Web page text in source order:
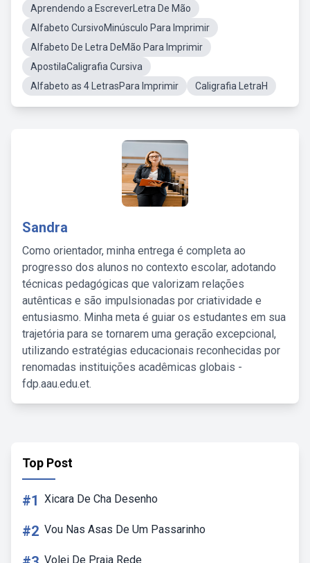
Aprendendo a EscreverLetra De Mão
Alfabeto CursivoMinúsculo Para Imprimir
Alfabeto De Letra DeMão Para Imprimir
ApostilaCaligrafia Cursiva
Alfabeto as 4 LetrasPara Imprimir
Caligrafia LetraH
Sandra
Como orientador, minha entrega é completa ao
progresso dos alunos no contexto escolar, adotando
técnicas pedagógicas que valorizam relações
autênticas e são impulsionadas por criatividade e
entusiasmo. Minha meta é guiar os estudantes em sua
trajetória para se tornarem uma geração excepcional,
utilizando estratégias educacionais reconhecidas por
renomadas instituições acadêmicas globais -
fdp.aau.edu.et.
Top Post
#1 Xicara De Cha Desenho
#2 Vou Nas Asas De Um Passarinho
Volei De Praia Rede